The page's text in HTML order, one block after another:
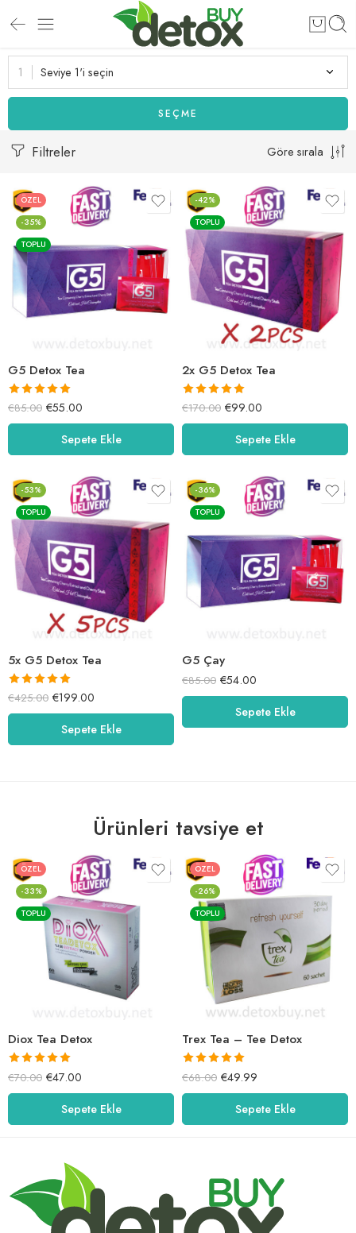
Seviye 1'i seçin
SEÇME
Filtreler Göre sırala
ÖZEL
-35%
TOPLU
G5 Detox Tea
5 üzerinden
5.00oy aldı
€85.00 €55.00
Sepete Ekle
-42%
TOPLU
2x G5 Detox Tea
5 üzerinden
5.00oy aldı
€170.00 €99.00
Sepete Ekle
-53%
TOPLU
5x G5 Detox Tea
5 üzerinden
5.00oy aldı
€425.00 €199.00
Sepete Ekle
-36%
TOPLU
G5 Çay
€85.00 €54.00
Sepete Ekle
Ürünleri tavsiye et
ÖZEL
-33%
TOPLU
Diox Tea Detox
5 üzerinden
5.00oy aldı
€70.00 €47.00
Sepete Ekle
ÖZEL
-26%
TOPLU
Trex Tea – Tee Detox
5 üzerinden
5.00oy aldı
€68.00 €49.99
Sepete Ekle